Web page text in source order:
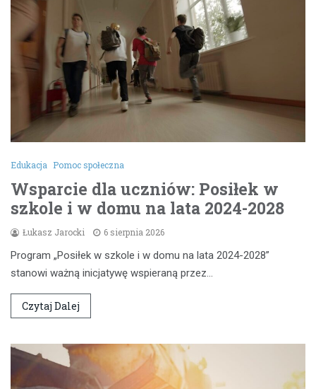
Edukacja Pomoc społeczna
Wsparcie dla uczniów: Posiłek w
szkole i w domu na lata 2024-2028
Łukasz Jarocki 6 sierpnia 2026
Program „Posiłek w szkole i w domu na lata 2024-2028”
stanowi ważną inicjatywę wspieraną przez…
Czytaj Dalej